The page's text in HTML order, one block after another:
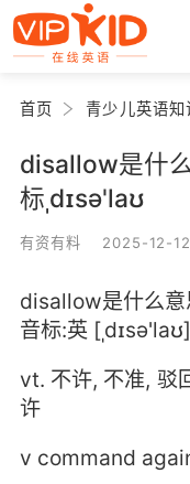
首页 青少儿英语知
disallow是什
标ˌdɪsə'laʊ
有资有料 2025-12-
disallow是什么意
音标:英
vt. 不许, 不准, 驳
许
v command